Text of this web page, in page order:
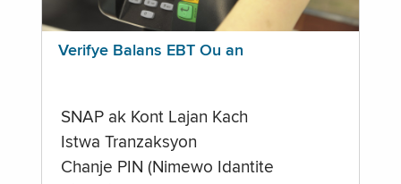
Verifye Balans EBT Ou an
SNAP ak Kont Lajan Kach
Istwa Tranzaksyon
Chanje PIN (Nimewo Idantite